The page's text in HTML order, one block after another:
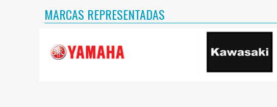
MARCAS REPRESENTADAS